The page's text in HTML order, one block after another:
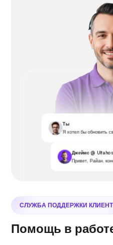
Ты
Я хотел бы обновить
Джеймс @
Привет, Райан,
СЛУЖБА ПОДДЕРЖКИ
Помощь в